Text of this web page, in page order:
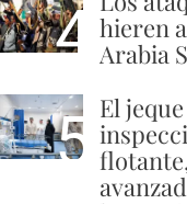
4 hieren
Arabia
5 El